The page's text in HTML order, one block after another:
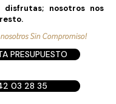
nosotros nos
Sin Compromiso!
PRESUPUESTO
03 28 35